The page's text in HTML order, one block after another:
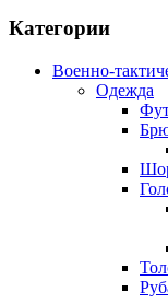
Категории
Военно-
Одежда